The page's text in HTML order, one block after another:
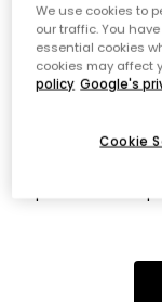
Vi hittar
Detta kan bero
flyttats. Vi ber
prova att söka
We use cookies to
our traffic. You
essential cookies
cookies may affect
policy Google's
Cookie